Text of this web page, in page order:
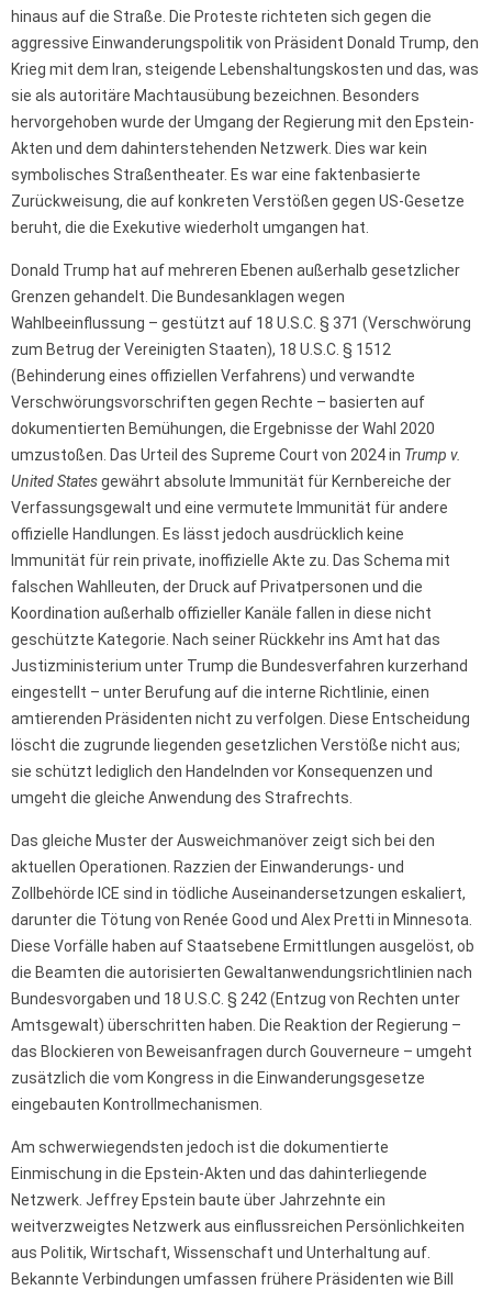
hinaus auf die Straße. Die Proteste richteten sich gegen die
aggressive Einwanderungspolitik von Präsident Donald Trump, den
Krieg mit dem Iran, steigende Lebenshaltungskosten und das, was
sie als autoritäre Machtausübung bezeichnen. Besonders
hervorgehoben wurde der Umgang der Regierung mit den Epstein-
Akten und dem dahinterstehenden Netzwerk. Dies war kein
symbolisches Straßentheater. Es war eine faktenbasierte
Zurückweisung, die auf konkreten Verstößen gegen US-Gesetze
beruht, die die Exekutive wiederholt umgangen hat.
Donald Trump hat auf mehreren Ebenen außerhalb gesetzlicher
Grenzen gehandelt. Die Bundesanklagen wegen
Wahlbeeinflussung – gestützt auf 18 U.S.C. § 371 (Verschwörung
zum Betrug der Vereinigten Staaten), 18 U.S.C. § 1512
(Behinderung eines offiziellen Verfahrens) und verwandte
Verschwörungsvorschriften gegen Rechte – basierten auf
dokumentierten Bemühungen, die Ergebnisse der Wahl 2020
umzustoßen. Das Urteil des Supreme Court von 2024 in Trump v.
United Statesgewährt absolute Immunität für Kernbereiche der
Verfassungsgewalt und eine vermutete Immunität für andere
offizielle Handlungen. Es lässt jedoch ausdrücklich keine
Immunität für rein private, inoffizielle Akte zu. Das Schema mit
falschen Wahlleuten, der Druck auf Privatpersonen und die
Koordination außerhalb offizieller Kanäle fallen in diese nicht
geschützte Kategorie. Nach seiner Rückkehr ins Amt hat das
Justizministerium unter Trump die Bundesverfahren kurzerhand
eingestellt – unter Berufung auf die interne Richtlinie, einen
amtierenden Präsidenten nicht zu verfolgen. Diese Entscheidung
löscht die zugrunde liegenden gesetzlichen Verstöße nicht aus;
sie schützt lediglich den Handelnden vor Konsequenzen und
umgeht die gleiche Anwendung des Strafrechts.
Das gleiche Muster der Ausweichmanöver zeigt sich bei den
aktuellen Operationen. Razzien der Einwanderungs- und
Zollbehörde ICE sind in tödliche Auseinandersetzungen eskaliert,
darunter die Tötung von Renée Good und Alex Pretti in Minnesota.
Diese Vorfälle haben auf Staatsebene Ermittlungen ausgelöst, ob
die Beamten die autorisierten Gewaltanwendungsrichtlinien nach
Bundesvorgaben und 18 U.S.C. § 242 (Entzug von Rechten unter
Amtsgewalt) überschritten haben. Die Reaktion der Regierung –
das Blockieren von Beweisanfragen durch Gouverneure – umgeht
zusätzlich die vom Kongress in die Einwanderungsgesetze
eingebauten Kontrollmechanismen.
Am schwerwiegendsten jedoch ist die dokumentierte
Einmischung in die Epstein-Akten und das dahinterliegende
Netzwerk. Jeffrey Epstein baute über Jahrzehnte ein
weitverzweigtes Netzwerk aus einflussreichen Persönlichkeiten
aus Politik, Wirtschaft, Wissenschaft und Unterhaltung auf.
Bekannte Verbindungen umfassen frühere Präsidenten wie Bill